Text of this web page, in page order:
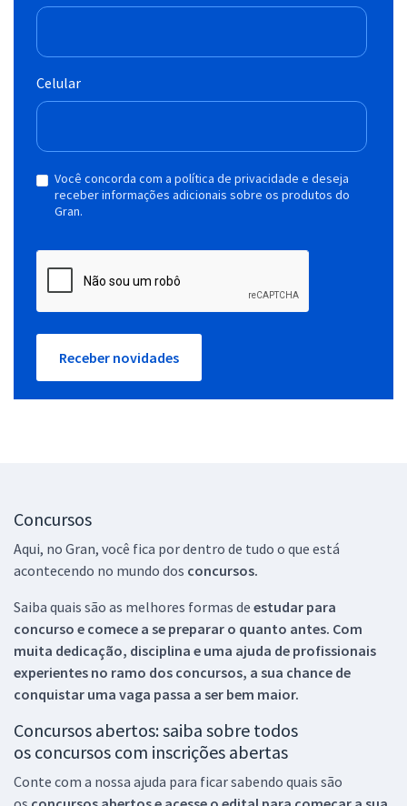
Celular
Você concorda com a política de privacidade e deseja
receber informações adicionais sobre os produtos do
Gran.
Receber novidades
Concursos
Aqui, no Gran, você fica por dentro de tudo o que está
acontecendo no mundo dos concursos.
Saiba quais são as melhores formas de estudar para
concurso e comece a se preparar o quanto antes. Com
muita dedicação, disciplina e uma ajuda de profissionais
experientes no ramo dos concursos, a sua chance de
conquistar uma vaga passa a ser bem maior.
Concursos abertos: saiba sobre todos
os concursos com inscrições abertas
Conte com a nossa ajuda para ficar sabendo quais são